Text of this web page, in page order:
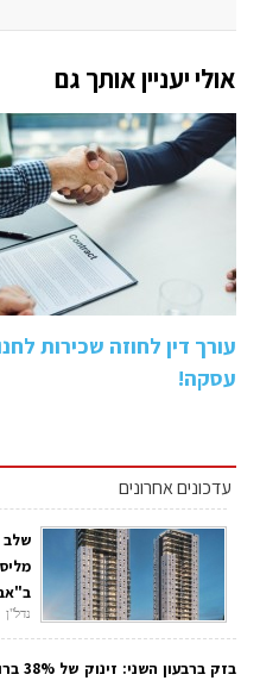
אולי יעניין אותך גם
עורך דין לחוזה שכירות
עסקה!
עדכונים אחרונים
שלב
נדל"ן